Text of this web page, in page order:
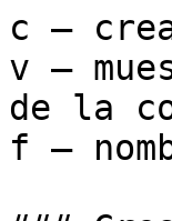
c –
v –
de la
f –